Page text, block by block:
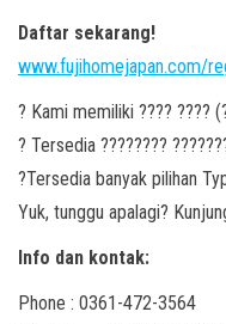
Daftar sekarang!
www.fujihomejapan.com/
? Kami memiliki ???? ????
? Tersedia ????????
?Tersedia banyak pilihan
Yuk, tunggu apalagi?
Info dan kontak:
Phone : 0361-472-3564